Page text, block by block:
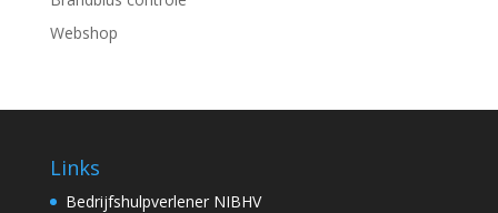
Webshop
Links
Bedrijfshulpverlener NIBHV